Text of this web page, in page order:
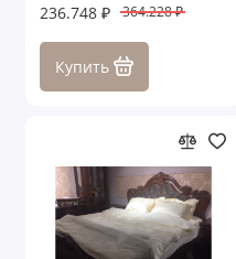
Журнальные столики
Зеркала
236.748 ₽ 364.228 ₽
Купить